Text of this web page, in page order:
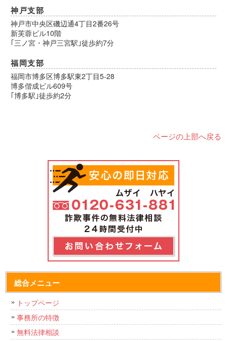
神戸支部
神戸市中央区磯辺通4丁目2番26号
新芙蓉ビル10階
｢三ノ宮・神戸三宮駅｣徒歩約7分
福岡支部
福岡市博多区博多駅東2丁目5-28
博多偕成ビル609号
｢博多駅｣徒歩約2分
ページの上部へ戻る
総合メニュー
トップページ
事務所の特徴
無料法律相談